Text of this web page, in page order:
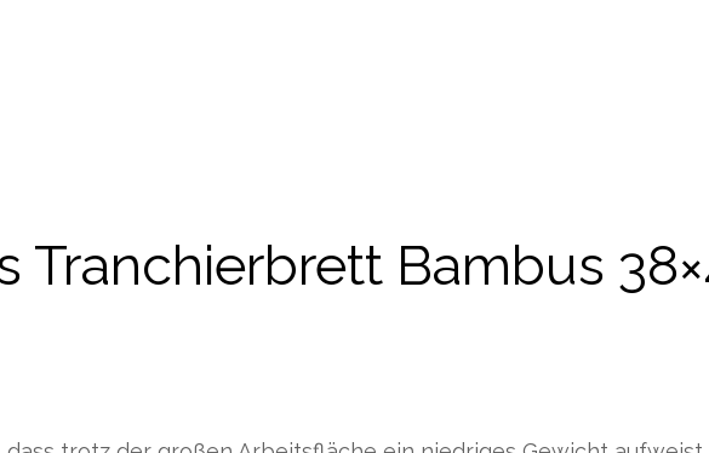
Tranchierbrett Bambus